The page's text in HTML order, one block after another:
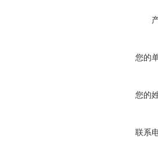
您的
您的
联系